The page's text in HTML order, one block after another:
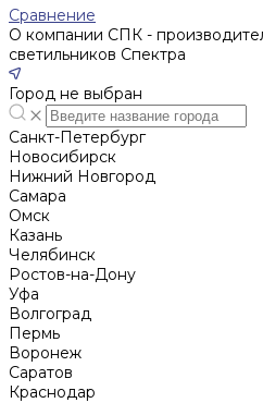
Сравнение
О компании СПК -
светильников Спектра
Город не выбран
Санкт-Петербург
Новосибирск
Нижний Новгород
Cамара
Омск
Казань
Челябинск
Ростов-на-Дону
Уфа
Волгоград
Пермь
Воронеж
Саратов
Краснодар